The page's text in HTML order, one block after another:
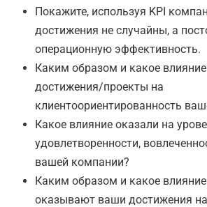
Покажите, используя KPI
достижения не случайны, а
операционную эффективность.
Каким образом и какое
достижения/проекты на
клиентоориентированность
Какое влияние оказали на
удовлетворенности,
вашей компании?
Каким образом и какое
оказывают ваши достижения